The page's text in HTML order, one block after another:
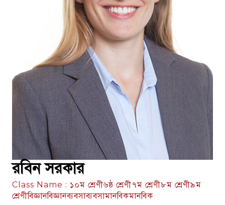
রবিন সরকার
Class Name : ১০ম শ্রেণী৬ষ্ঠ শ্রেণী৭ম শ্রেণী৮ম শ্রেণী৯ম
শ্রেণীবিজ্ঞানবিজ্ঞানব্যবসাব্যবসামানবিকমানবিক